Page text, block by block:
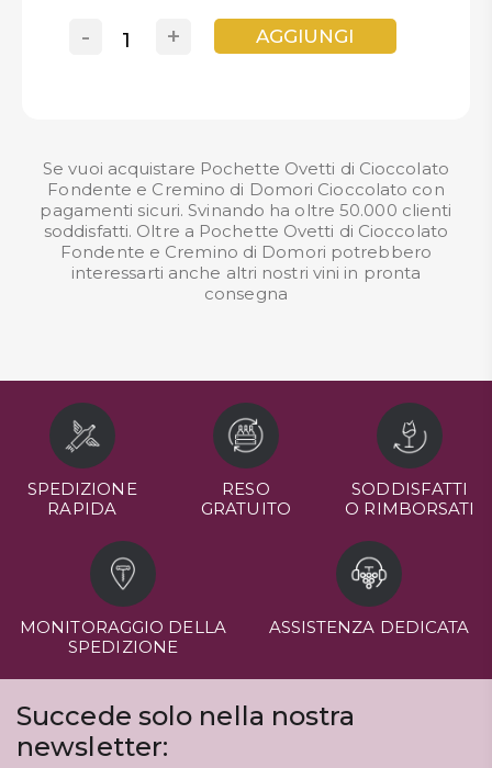
+
- AGGIUNGI
Se vuoi acquistare Pochette Ovetti di Cioccolato
Fondente e Cremino di Domori Cioccolato con
pagamenti sicuri. Svinando ha oltre 50.000 clienti
soddisfatti. Oltre a Pochette Ovetti di Cioccolato
Fondente e Cremino di Domori potrebbero
interessarti anche altri nostri vini in pronta
consegna
SPEDIZIONE
RAPIDA
RESO
GRATUITO
SODDISFATTI
O RIMBORSATI
MONITORAGGIO DELLA
SPEDIZIONE
ASSISTENZA DEDICATA
Succede solo nella nostra
newsletter: